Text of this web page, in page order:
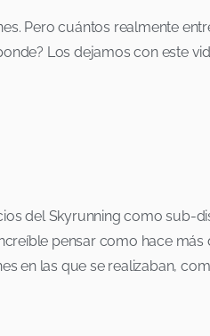
Pero cuántos realmente
Los dejamos con este
del Skyrunning como sub-
pensar como hace más
en las que se realizaban,